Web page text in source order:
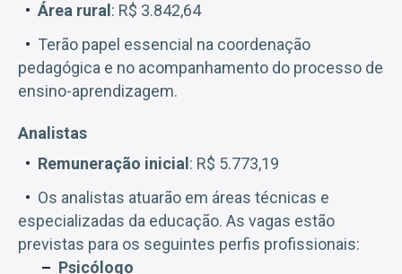
Área rural : R$ 3.842,64
Terão papel essencial na coordenação
pedagógica e no acompanhamento do processo de
ensino-aprendizagem.
Analistas
Remuneração inicial : R$ 5.773,19
Os analistas atuarão em áreas técnicas e
especializadas da educação. As vagas estão
previstas para os seguintes perfis profissionais:
Psicólogo